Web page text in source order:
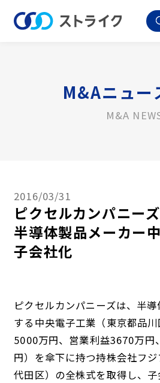
M&Aニュー
M&A
2016/03/31
ピクセルカンパニー
半導体製品メーカー
子会社化
ピクセルカンパニーズは、半
する中央電子工業（東京都品
5000万円、営業利益3670万円
円）を傘下に持つ持株会社フ
代田区）の全株式を取得し、